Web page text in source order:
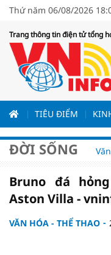
Thứ năm 06/08/2026
Trang thông tin điện tử tổng
TIÊU ĐIỂM
ĐỜI SỐNG
Bruno đá
Aston Villa -
VĂN HÓA - THỂ THAO